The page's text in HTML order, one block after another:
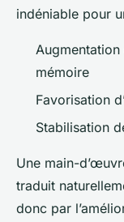
indéniable pour
mémoire
Favorisation
Stabilisation
Une main-
traduit
donc par